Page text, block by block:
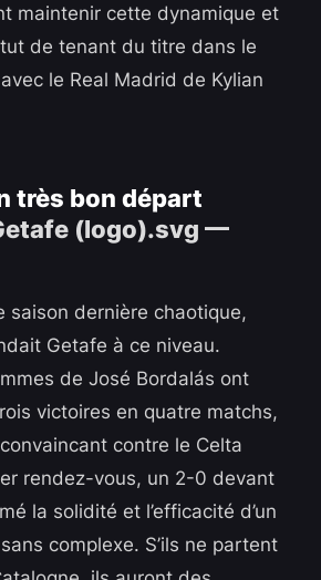
maintenir cette dynamique et
de tenant du titre dans le
le Real Madrid de Kylian
très bon départ
saison dernière chaotique,
Getafe à ce niveau.
de José Bordalás ont
victoires en quatre matchs,
contre le Celta
rendez-vous, un 2-0 devant
la solidité et l’efficacité d’un
complexe. S’ils ne partent